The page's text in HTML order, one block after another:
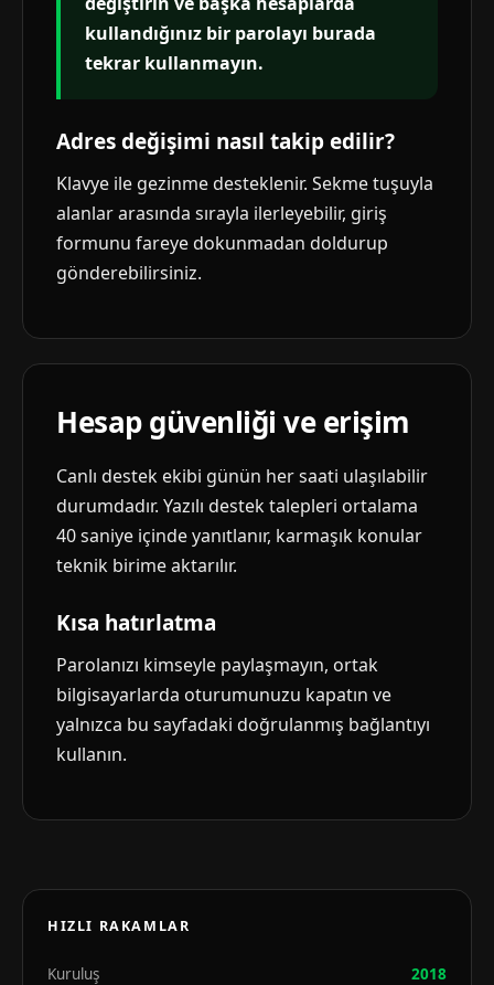
kullandığınız bir parolayı burada
tekrar kullanmayın.
Adres değişimi nasıl takip edilir?
Klavye ile gezinme desteklenir. Sekme tuşuyla
alanlar arasında sırayla ilerleyebilir, giriş
formunu fareye dokunmadan doldurup
gönderebilirsiniz.
Hesap güvenliği ve erişim
Canlı destek ekibi günün her saati ulaşılabilir
durumdadır. Yazılı destek talepleri ortalama
40 saniye içinde yanıtlanır, karmaşık konular
teknik birime aktarılır.
Kısa hatırlatma
Parolanızı kimseyle paylaşmayın, ortak
bilgisayarlarda oturumunuzu kapatın ve
yalnızca bu sayfadaki doğrulanmış bağlantıyı
kullanın.
HIZLI RAKAMLAR
Kuruluş 2018